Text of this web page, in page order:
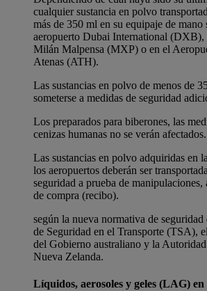
cualquier sustancia en polvo
más de 350 ml en su equipaje de mano
aeropuerto Dubai International (DXB),
Milán Malpensa (MXP) o en el
Atenas (ATH).
Las sustancias en polvo de menos de
someterse a medidas de seguridad
Los preparados para biberones, las
cenizas humanas no se verán afectados.
Las sustancias en polvo adquiridas en
los aeropuertos deberán ser
seguridad a prueba de manipulaciones,
de compra (recibo).
según la nueva normativa de
de Seguridad en el Transporte (TSA),
del Gobierno australiano y la
Nueva Zelanda.
Líquidos, aerosoles y geles (LAG)